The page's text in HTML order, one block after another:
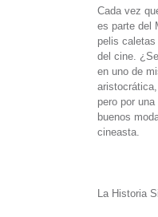
Cada vez
es parte del
pelis
del cine.
en uno de
pero por
buenos
cineasta.
La Historia